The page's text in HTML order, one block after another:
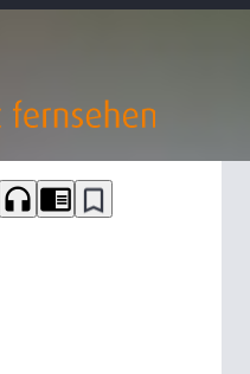
headphones chrome_reader_mode bookmark_border